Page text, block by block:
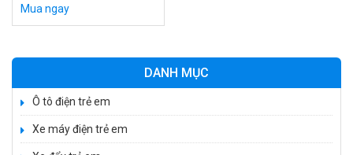
vững chắc cho bé thoải mái vui
Mua ngay
DANH MỤC
Ô tô điện trẻ em
Xe máy điện trẻ em